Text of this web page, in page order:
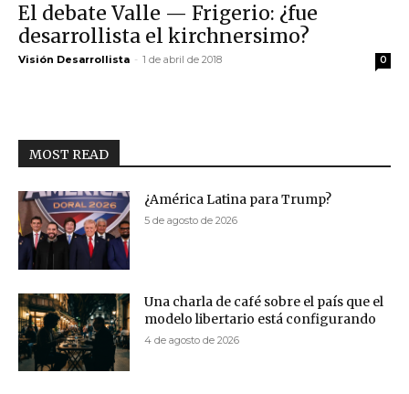
El debate Valle — Frigerio: ¿fue
desarrollista el kirchnersimo?
Visión Desarrollista - 1 de abril de 2018 0
MOST READ
¿América Latina para Trump?
5 de agosto de 2026
Una charla de café sobre el país que el
modelo libertario está configurando
4 de agosto de 2026